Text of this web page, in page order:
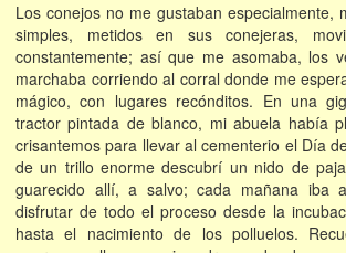
Los conejos no me gustaban especialmente,
simples, metidos en sus conejeras,
constantemente; así que me asomaba, los
marchaba corriendo al corral donde me
mágico, con lugares recónditos. En una
tractor pintada de blanco, mi abuela había
crisantemos para llevar al cementerio el Día
de un trillo enorme descubrí un nido de
guarecido allí, a salvo; cada mañana iba
disfrutar de todo el proceso desde la
hasta el nacimiento de los polluelos.